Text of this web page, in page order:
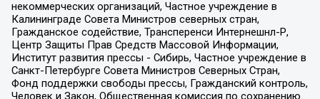
некоммерческих организаций, Частное учреждение в
Калининграде Совета Министров северных стран,
Гражданское содействие, Трансперенси Интернешнл-Р,
Центр Защиты Прав Средств Массовой Информации,
Институт развития прессы - Сибирь, Частное учреждение в
Санкт-Петербурге Совета Министров Северных Стран,
Фонд поддержки свободы прессы, Гражданский контроль,
Человек и Закон, Общественная комиссия по сохранению